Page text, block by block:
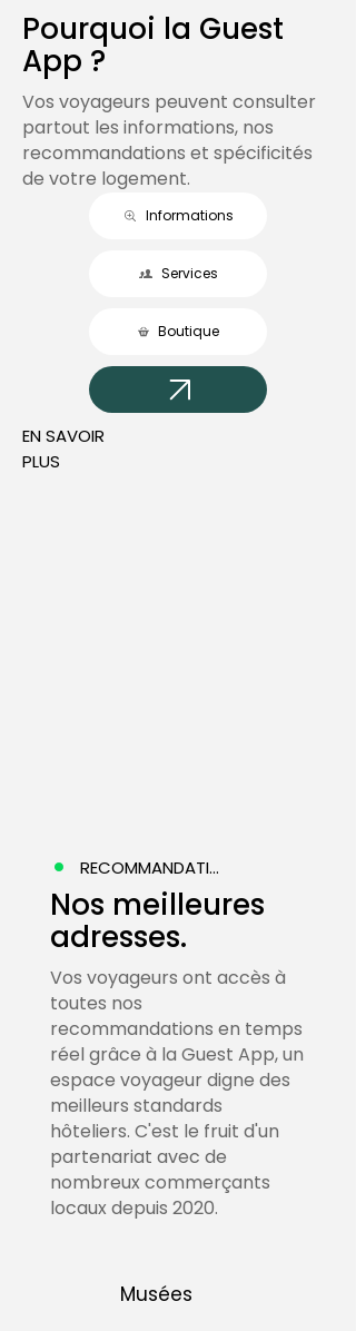
Pourquoi la Guest
App ?
Vos voyageurs peuvent consulter
partout les informations, nos
recommandations et spécificités
de votre logement.
Informations
Services
Boutique
EN SAVOIR
PLUS
RECOMMANDATIONS
Nos meilleures
adresses.
Vos voyageurs ont accès à
toutes nos
recommandations en temps
réel grâce à la Guest App, un
espace voyageur digne des
meilleurs standards
hôteliers. C'est le fruit d'un
partenariat avec de
nombreux commerçants
locaux depuis 2020.
Musées